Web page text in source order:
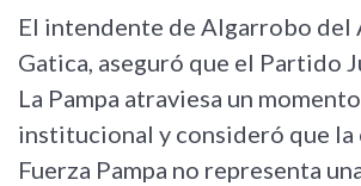
El intendente de Algarrobo del
Gatica, aseguró que el Partido
La Pampa atraviesa un
institucional y consideró que la
Fuerza Pampa no representa